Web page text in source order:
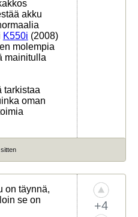
akku
K550i (2008)
molempia
mainitulla
tarkistaa
oman
on täynnä,
se on
+4